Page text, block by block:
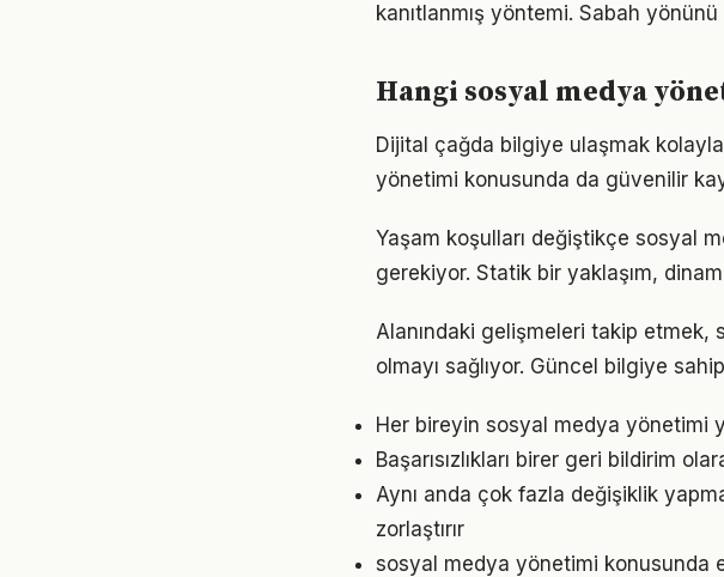
kanıtlanmış yöntemi. Sabah
Hangi sosyal medya
Dijital çağda bilgiye ulaşmak
yönetimi konusunda da güvenilir
Yaşam koşulları değiştikçe sosyal
gerekiyor. Statik bir yaklaşım,
Alanındaki gelişmeleri takip etmek,
olmayı sağlıyor. Güncel bilgiye
Her bireyin sosyal medya yönetimi
Başarısızlıkları birer geri bildirim
Aynı anda çok fazla değişiklik
zorlaştırır
sosyal medya yönetimi konusunda